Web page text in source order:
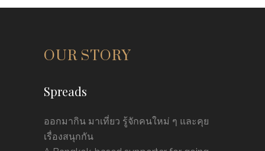
OUR STORY
Spreads
ออกมากิน มาเที่ยว รู้จักคนใหม่ ๆ และคุย
เรื่องสนุกกัน